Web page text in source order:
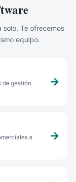
Te ofrecemos
equipo.
de gestión
a